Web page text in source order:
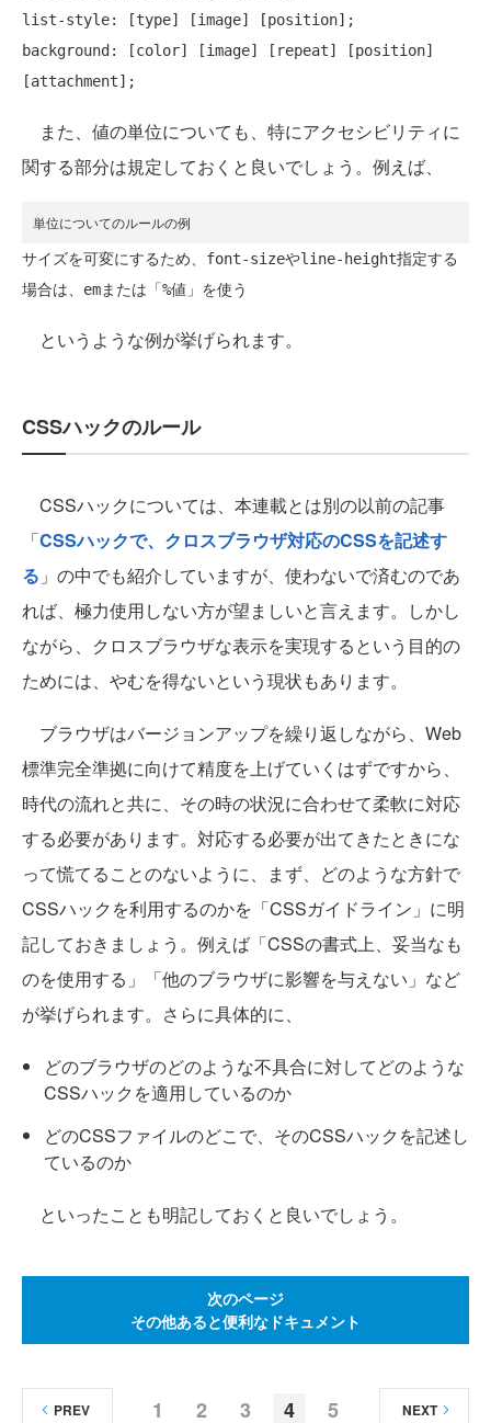
list-style: [type] [image] [position];
background: [color] [image] [repeat] [position]
また、値の単位についても、特にアクセシビリティに
関する部分は規定しておくと良いでしょう。例えば、
単位についてのルールの例
サイズを可変にするため、font-sizeやline-height指定する
というような例が挙げられます。
CSSハックのルール
CSSハックについては、本連載とは別の以前の記事
「CSSハックで、クロスブラウザ対応のCSSを記述す
る 」の中でも紹介していますが、使わないで済むのであ
れば、極力使用しない方が望ましいと言えます。しかし
ながら、クロスブラウザな表示を実現するという目的の
ためには、やむを得ないという現状もあります。
ブラウザはバージョンアップを繰り返しながら、Web
標準完全準拠に向けて精度を上げていくはずですから、
時代の流れと共に、その時の状況に合わせて柔軟に対応
する必要があります。対応する必要が出てきたときにな
って慌てることのないように、まず、どのような方針で
CSSハックを利用するのかを「CSSガイドライン」に明
記しておきましょう。例えば「CSSの書式上、妥当なも
のを使用する」「他のブラウザに影響を与えない」など
が挙げられます。さらに具体的に、
どのブラウザのどのような不具合に対してどのような
CSSハックを適用しているのか
どのCSSファイルのどこで、そのCSSハックを記述し
ているのか
といったことも明記しておくと良いでしょう。
次のページ
その他あると便利なドキュメント
1 2 3 4 5
PREV NEXT